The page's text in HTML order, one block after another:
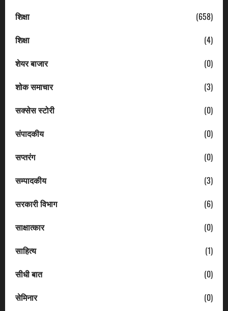
शिक्षा
(658)
शिक्षा
(4)
शेयर बाजार
(0)
शोक समाचार
(3)
सक्सेस स्टोरी
(0)
संपादकीय
(0)
सप्तरंग
(0)
सम्पादकीय
(3)
सरकारी विभाग
(6)
साक्षात्कार
(0)
साहित्य
(1)
सीधी बात
(0)
सेमिनार
(0)